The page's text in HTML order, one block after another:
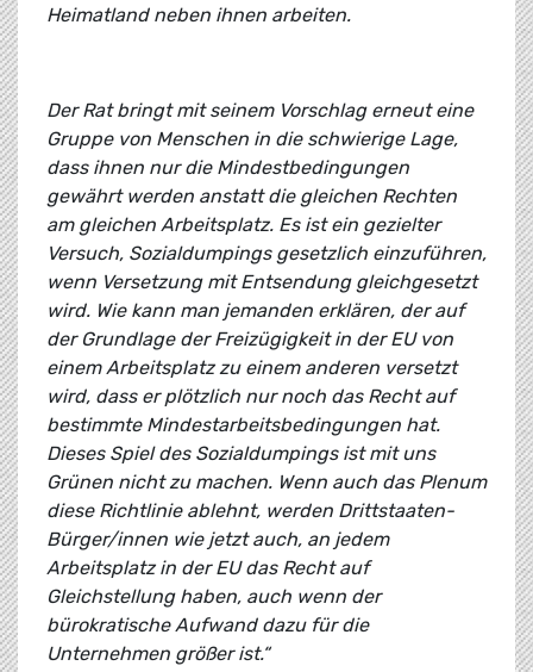
Heimatland neben ihnen arbeiten.
Der Rat bringt mit seinem Vorschlag erneut eine
Gruppe von Menschen in die schwierige Lage,
dass ihnen nur die Mindestbedingungen
gewährt werden anstatt die gleichen Rechten
am gleichen Arbeitsplatz. Es ist ein gezielter
Versuch, Sozialdumpings gesetzlich einzuführen,
wenn Versetzung mit Entsendung gleichgesetzt
wird. Wie kann man jemanden erklären, der auf
der Grundlage der Freizügigkeit in der EU von
einem Arbeitsplatz zu einem anderen versetzt
wird, dass er plötzlich nur noch das Recht auf
bestimmte Mindestarbeitsbedingungen hat.
Dieses Spiel des Sozialdumpings ist mit uns
Grünen nicht zu machen. Wenn auch das Plenum
diese Richtlinie ablehnt, werden Drittstaaten-
Bürger/innen wie jetzt auch, an jedem
Arbeitsplatz in der EU das Recht auf
Gleichstellung haben, auch wenn der
bürokratische Aufwand dazu für die
Unternehmen größer ist.“